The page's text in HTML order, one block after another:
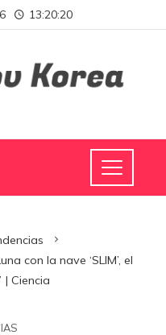
13:20:20
con la nave ‘SLIM’, el
| Ciencia